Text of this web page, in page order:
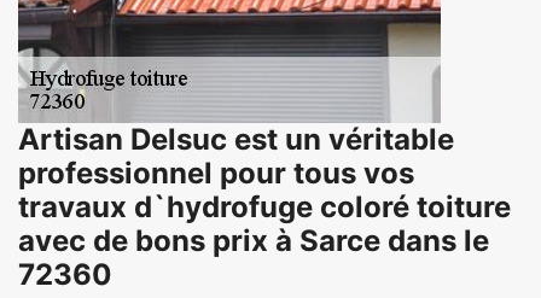
Artisan Delsuc est un véritable
professionnel pour tous vos
travaux d`hydrofuge coloré toiture
avec de bons prix à Sarce dans le
72360